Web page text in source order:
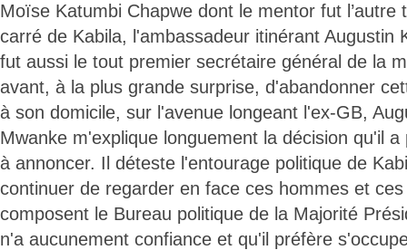
Moïse Katumbi Chapwe dont le mentor fut l’autre
carré de Kabila, l'ambassadeur itinérant Augustin
fut aussi le tout premier secrétaire général de la
avant, à la plus grande surprise, d'abandonner
à son domicile, sur l'avenue longeant l'ex-GB,
Mwanke m'explique longuement la décision qu'il
à annoncer. Il déteste l'entourage politique de
continuer de regarder en face ces hommes et
composent le Bureau politique de la Majorité
n'a aucunement confiance et qu'il préfère